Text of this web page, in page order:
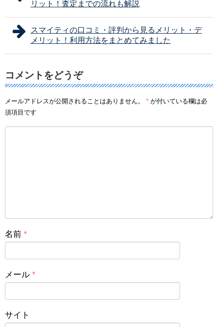
リット！査定までの流れも解説
スマイティの口コミ・評判から見るメリット・デ
メリット！利用方法をまとめてみました
コメントをどうぞ
メールアドレスが公開されることはありません。 * が付いている欄は必
須項目です
名前 *
メール *
サイト